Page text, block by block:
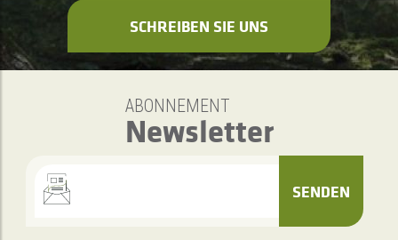
SCHREIBEN SIE UNS
ABONNEMENT
Newsletter
SENDEN